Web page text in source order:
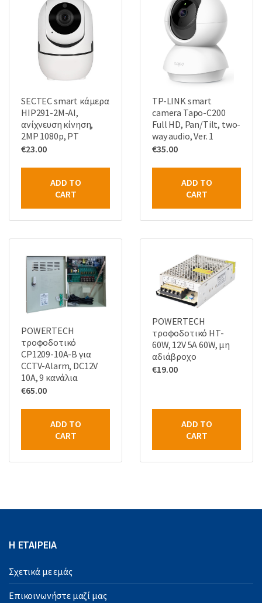
SECTEC smart κάμερα
HIP291-2M-AI,
ανίχνευση κίνηση,
2MP 1080p, PT
€23.00
ADD TO
CART
TP-LINK smart
camera Tapo-C200
Full HD, Pan/Tilt, two-
way audio, Ver. 1
€35.00
ADD TO
CART
POWERTECH
τροφοδοτικό
CP1209-10A-B για
CCTV-Alarm, DC12V
10A, 9 κανάλια
€65.00
ADD TO
CART
POWERTECH
τροφοδοτικό HT-
60W, 12V 5A 60W, μη
αδιάβροχο
€19.00
ADD TO
CART
Η ΕΤΑΙΡΕΙΑ
Σχετικά με εμάς
Επικοινωνήστε μαζί μας